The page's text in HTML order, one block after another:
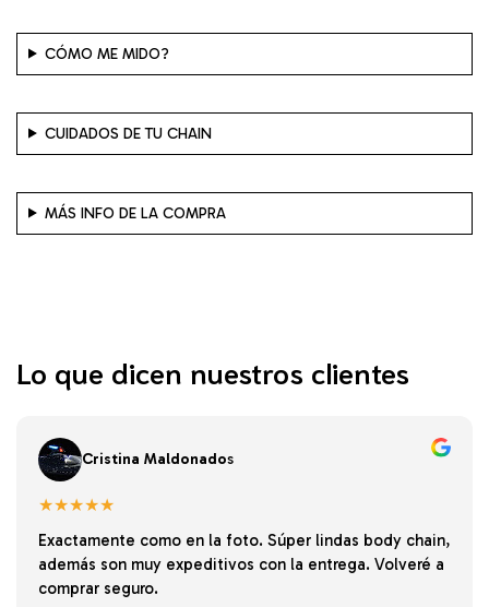
CÓMO ME MIDO?
CUIDADOS DE TU CHAIN
MÁS INFO DE LA COMPRA
Lo que dicen nuestros clientes
Cristina Maldonados
★★★★★
Exactamente como en la foto. Súper lindas body chain,
además son muy expeditivos con la entrega. Volveré a
comprar seguro.